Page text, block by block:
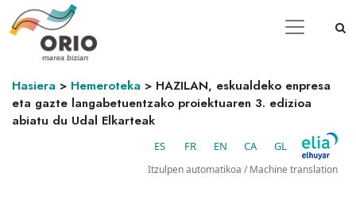
Hasiera > Hemeroteka > HAZILAN, eskualdeko enpresa
eta gazte langabetuentzako proiektuaren 3. edizioa
abiatu du Udal Elkarteak
ES FR EN CA GL
Itzulpen automatikoa / Machine translation